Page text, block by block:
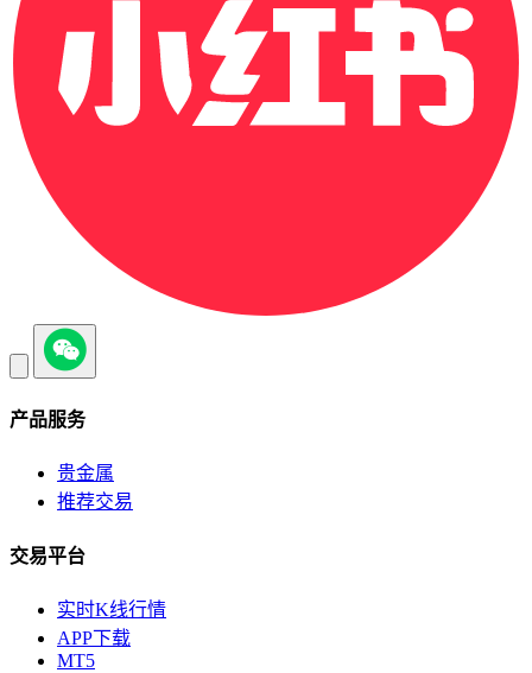
产品服务
贵金属
推荐交易
交易平台
实时K线行情
APP下载
MT5